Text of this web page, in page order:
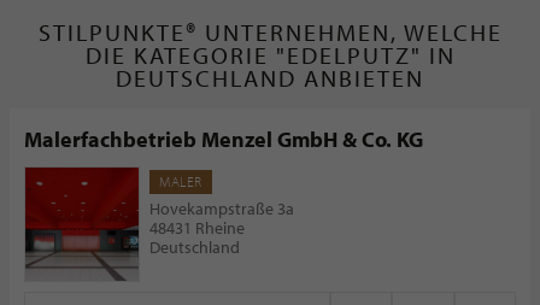
STILPUNKTE® UNTERNEHMEN, WELCHE
DIE KATEGORIE "EDELPUTZ" IN
DEUTSCHLAND ANBIETEN
Malerfachbetrieb Menzel GmbH & Co. KG
MALER
Hovekampstraße 3a
48431 Rheine
Deutschland